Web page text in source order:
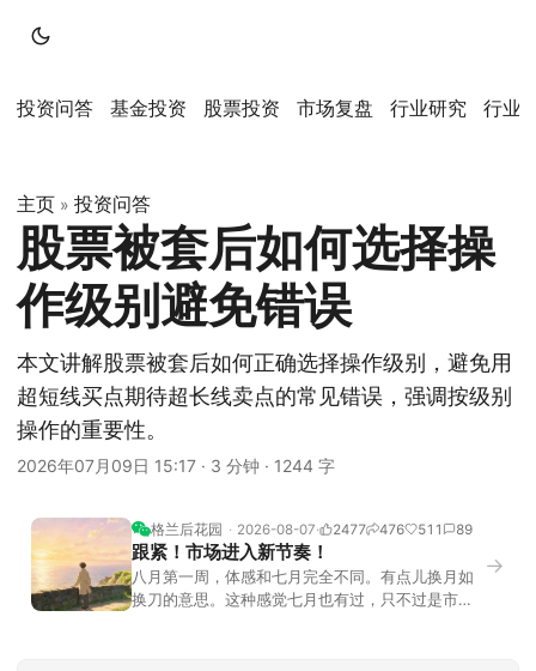
投资问答 基金投资 股票投资 市场复盘 行业研究 行业
主页 » 投资问答
股票被套后如何选择操
作级别避免错误
本文讲解股票被套后如何正确选择操作级别，避免用
超短线买点期待超长线卖点的常见错误，强调按级别
操作的重要性。
2026年07月09日 15:17 · 3 分钟 · 1244 字
格兰后花园 2026-08-07 2477 476 511 89
跟紧！市场进入新节奏！
八月第一周，体感和七月完全不同。有点儿换月如
换刀的意思。这种感觉七月也有过，只不过是市场
→